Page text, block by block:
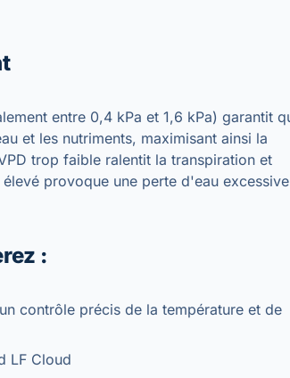
entre 0,4 kPa et 1,6 kPa) garantit
et les nutriments, maximisant ainsi la
trop faible ralentit la transpiration et
provoque une perte d'eau
:
contrôle précis de la température et de
LF Cloud